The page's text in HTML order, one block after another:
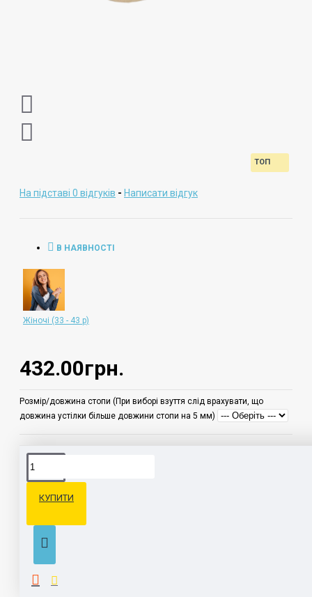
ТОП
На підставі 0 відгуків - Написати відгук
432.00грн.
В НАЯВНОСТІ
Жіночі (33 - 43 р)
Розмір/довжина стопи (При виборі взуття слід врахувати, що
довжина устілки більше довжини стопи на 5 мм)
КУПИТИ
ОПИС
Закриті текстильні домашні капці.
Антибактеріальна устілка з супінатором, захищений, шкіряний
підп'яточник. Підошва: матеріал ЕВА - зносостійкий,
гіпоалергенний, еластичний, легкий і гігієнічний